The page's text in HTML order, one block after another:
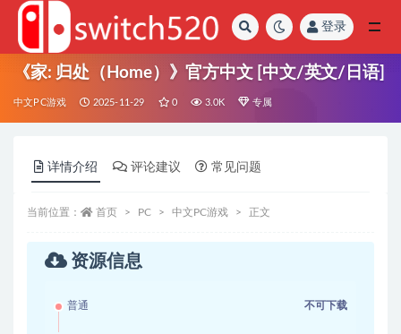
登录
《家: 归处（Home）》官方中文 [中文/英文/日语]
中文PC游戏 2025-11-29 0 3.0K 专属
详情介绍 评论建议 常见问题
当前位置： 首页 PC 中文PC游戏 正文
资源信息
普通 不可下载